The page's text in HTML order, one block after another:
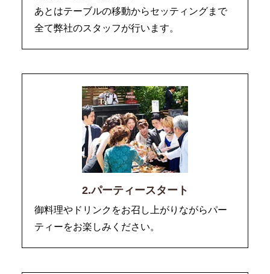
あとはテーブルの移動からセッティングまで
全て弊社のスタッフが行います。
2.パーティースタート
御料理やドリンクをお召し上がりながらパー
ティーをお楽しみください。